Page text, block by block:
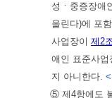
성ㆍ중증장애
올린다)에 포
사업장이 제2
애인 표준사
지 아니한다.
⑤ 제4항에도